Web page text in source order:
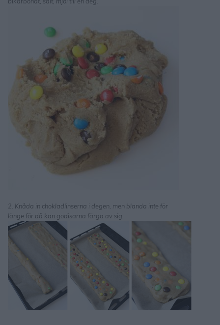
2. Knåda in chokladlinserna i degen, men blanda inte för
länge för då kan godisarna färga av sig.